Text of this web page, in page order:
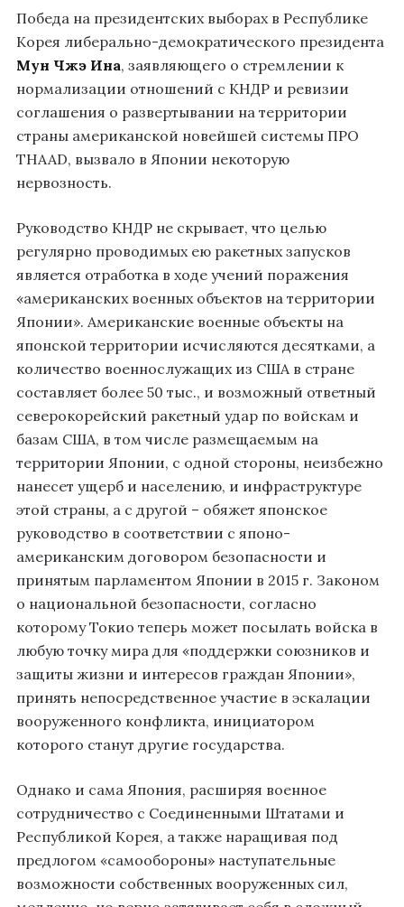
Победа на президентских выборах в Республике
Корея либерально-демократического президента
Мун Чжэ Ина, заявляющего о стремлении к
нормализации отношений с КНДР и ревизии
соглашения о развертывании на территории
страны американской новейшей системы ПРО
THAAD, вызвало в Японии некоторую
нервозность.
Руководство КНДР не скрывает, что целью
регулярно проводимых ею ракетных запусков
является отработка в ходе учений поражения
«американских военных объектов на территории
Японии». Американские военные объекты на
японской территории исчисляются десятками, а
количество военнослужащих из США в стране
составляет более 50 тыс., и возможный ответный
северокорейский ракетный удар по войскам и
базам США, в том числе размещаемым на
территории Японии, с одной стороны, неизбежно
нанесет ущерб и населению, и инфраструктуре
этой страны, а с другой – обяжет японское
руководство в соответствии с японо-
американским договором безопасности и
принятым парламентом Японии в 2015 г. Законом
о национальной безопасности, согласно
которому Токио теперь может посылать войска в
любую точку мира для «поддержки союзников и
защиты жизни и интересов граждан Японии»,
принять непосредственное участие в эскалации
вооруженного конфликта, инициатором
которого станут другие государства.
Однако и сама Япония, расширяя военное
сотрудничество с Соединенными Штатами и
Республикой Корея, а также наращивая под
предлогом «самообороны» наступательные
возможности собственных вооруженных сил,